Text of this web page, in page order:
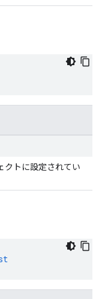
クトに設定されてい